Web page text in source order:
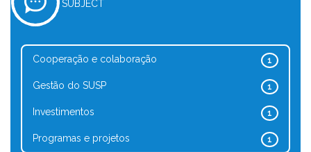
SUBJECT
1
Cooperação e colaboração
1
Gestão do SUSP
1
Investimentos
1
Programas e projetos